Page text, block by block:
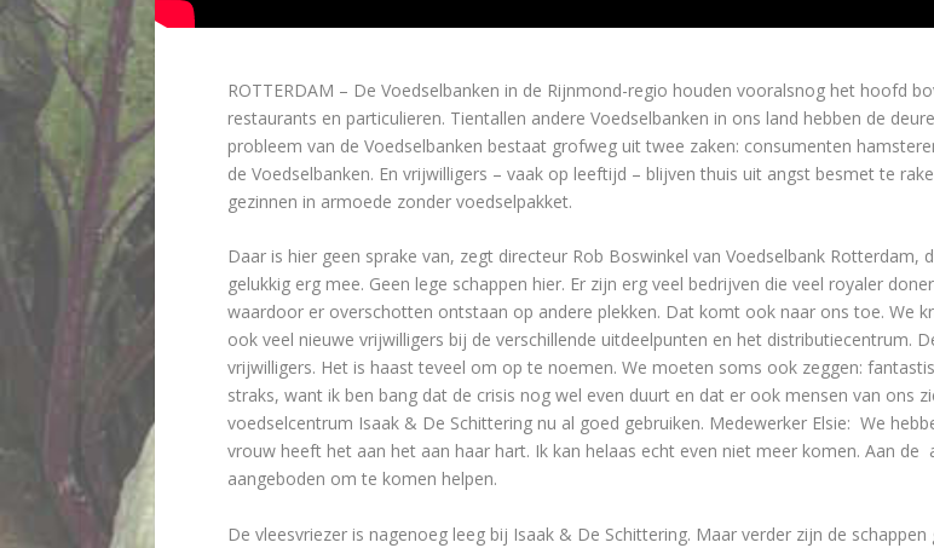
ROTTERDAM – De Voedselbanken in de Rijnmond-regio houden vooralsnog het hoofd
restaurants en particulieren. Tientallen andere Voedselbanken in ons land hebben de
probleem van de Voedselbanken bestaat grofweg uit twee zaken: consumenten
de Voedselbanken. En vrijwilligers – vaak op leeftijd – blijven thuis uit angst besmet te
gezinnen in armoede zonder voedselpakket.
Daar is hier geen sprake van, zegt directeur Rob Boswinkel van Voedselbank
gelukkig erg mee. Geen lege schappen hier. Er zijn erg veel bedrijven die veel royaler
waardoor er overschotten ontstaan op andere plekken. Dat komt ook naar ons toe. We
ook veel nieuwe vrijwilligers bij de verschillende uitdeelpunten en het distributiecentrum.
vrijwilligers. Het is haast teveel om op te noemen. We moeten soms ook zeggen:
straks, want ik ben bang dat de crisis nog wel even duurt en dat er ook mensen van ons
voedselcentrum Isaak & De Schittering nu al goed gebruiken. Medewerker Elsie: We
vrouw heeft het aan het aan haar hart. Ik kan helaas echt even niet meer komen. Aan
aangeboden om te komen helpen.
De vleesvriezer is nagenoeg leeg bij Isaak & De Schittering. Maar verder zijn de